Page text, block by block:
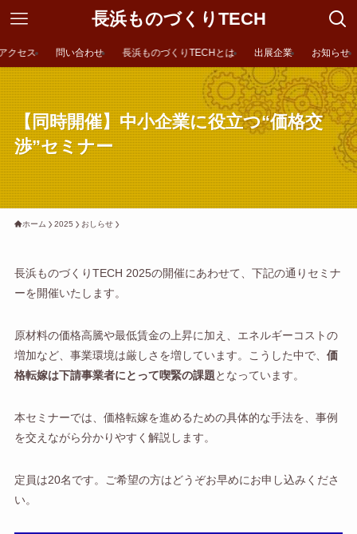
長浜ものづくりTECH
クセス 問い合わせ 長浜ものづくりTECHとは 出展企業 お知らせ
【同時開催】中小企業に役立つ“価格交
渉”セミナー
ホーム 2025 おしらせ
長浜ものづくりTECH 2025の開催にあわせて、下記の通りセミナ
ーを開催いたします。
原材料の価格高騰や最低賃金の上昇に加え、エネルギーコストの
増加など、事業環境は厳しさを増しています。こうした中で、 価
格転嫁は下請事業者にとって喫緊の課題となっています。
本セミナーでは、価格転嫁を進めるための具体的な手法を、事例
を交えながら分かりやすく解説します。
定員は20名です。ご希望の方はどうぞお早めにお申し込みくださ
い。